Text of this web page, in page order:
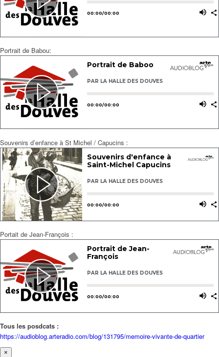
Portrait de Babou:
Souvenirs d’enfance à St Michel / Capucins :
Portait de Jean-François :
Tous les posdcats :
https://audioblog.arteradio.com/blog/131795/memoire-vivante-de-quartier
×